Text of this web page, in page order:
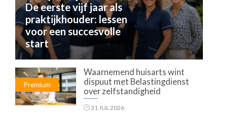
De eerste vijf jaar als
praktijkhouder: lessen
voor een succesvolle
start
Premium
Waarnemend huisarts wint
dispuut met Belastingdienst
over zelfstandigheid
31 JUL 2026